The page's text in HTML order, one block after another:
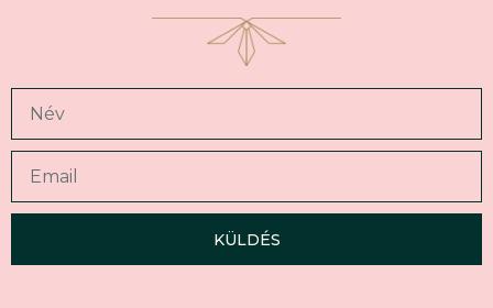
KÜLDÉS